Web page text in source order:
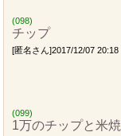
(098)
チップ
[匿名さん]2017/12/07 20:18
(099)
1万のチップと米